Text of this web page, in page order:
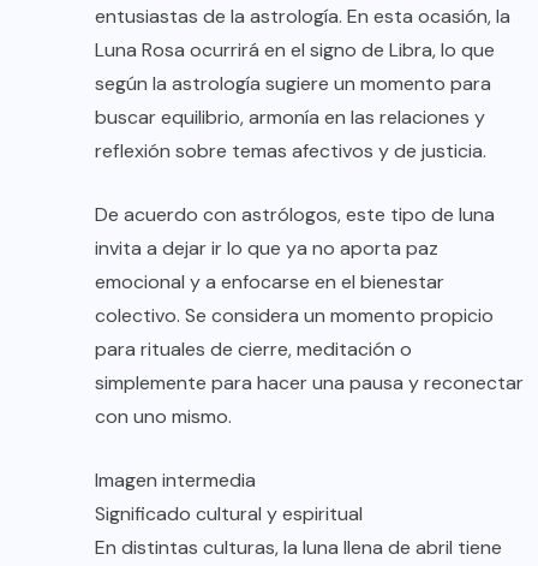
entusiastas de la astrología. En esta ocasión, la
Luna Rosa ocurrirá en el signo de Libra, lo que
según la astrología sugiere un momento para
buscar equilibrio, armonía en las relaciones y
reflexión sobre temas afectivos y de justicia.
De acuerdo con astrólogos, este tipo de luna
invita a dejar ir lo que ya no aporta paz
emocional y a enfocarse en el bienestar
colectivo. Se considera un momento propicio
para rituales de cierre, meditación o
simplemente para hacer una pausa y reconectar
con uno mismo.
Imagen intermedia
Significado cultural y espiritual
En distintas culturas, la luna llena de abril tiene